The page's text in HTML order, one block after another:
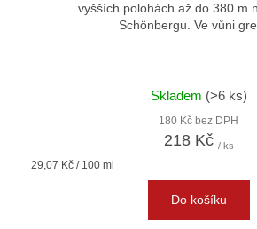
vyšších polohách až do 380 m
Schönbergu. Ve vůni
Skladem (>6 ks)
180 Kč bez DPH
218 Kč / ks
Měrná
29,07 Kč / 100 ml
Do košíku